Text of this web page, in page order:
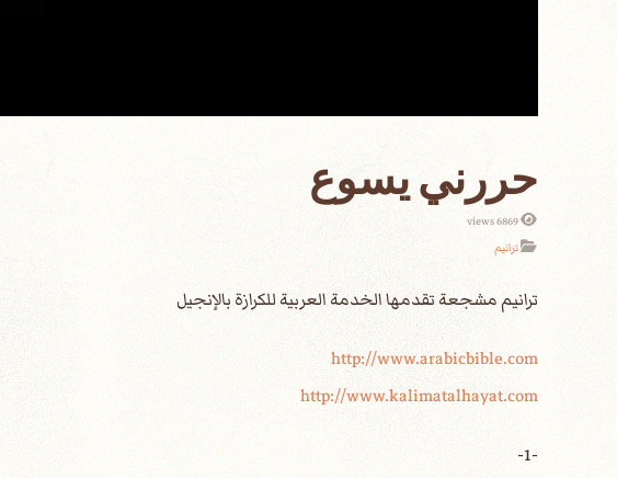
حررني يسوع
6869 views
ترانيم
http://www.arabicbible.com
http://www.kalimatalhayat.com
-1-